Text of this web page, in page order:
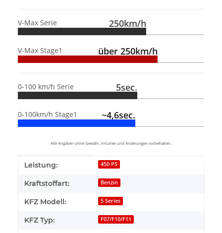
V-Max Serie 250km/h
V-Max Stage1 über 250km/h
0-100 km/h Serie 5sec.
0-100km/h Stage1 ~4,6sec.
Alle Angaben ohne Gewähr, Irrtümer und Änderungen vorbehalten.
Produkteigenschaft
Wert
Leistung: 450 PS
Kraftstoffart: Benzin
KFZ Modell: 5 Series
KFZ Typ: F07/F10/F11